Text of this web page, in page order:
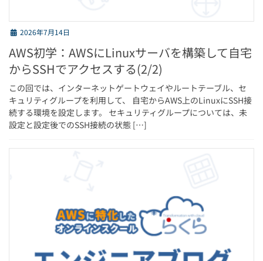
2026年7月14日
AWS初学：AWSにLinuxサーバを構築して自宅
からSSHでアクセスする(2/2)
この回では、インターネットゲートウェイやルートテーブル、セ
キュリティグループを利用して、 自宅からAWS上のLinuxにSSH接
続する環境を設定します。 セキュリティグループについては、未
設定と設定後でのSSH接続の状態 […]